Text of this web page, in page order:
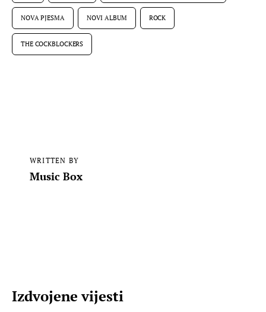
NOVA PJESMA NOVI ALBUM ROCK
THE COCKBLOCKERS
WRITTEN BY
Music Box
Izdvojene vijesti